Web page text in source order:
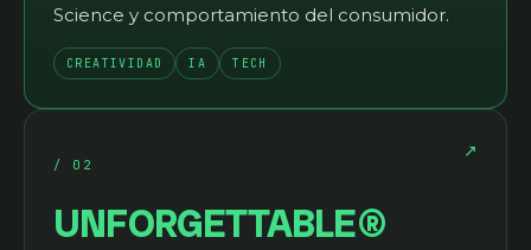
Science y comportamiento del consumidor.
CREATIVIDAD IA TECH
/ 02
↗
UNFORGETTABLE®